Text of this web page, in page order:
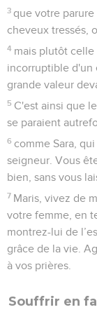
3 que votre
cheveux tressés,
4 mais plutôt
incorruptible d'un
grande valeur
5 C'est ainsi que
se paraient
6 comme Sara,
seigneur. Vous
bien, sans vous
7 Maris, vivez de
votre femme, en
montrez-lui de
grâce de la vie.
à vos prières.
Souffrir en